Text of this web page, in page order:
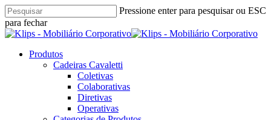
Skip
to
main
content
Pressione enter para pesquisar ou ESC
para fechar
Close
pesquisar
Menu
Produtos
Cadeiras Cavaletti
Coletivas
Colaborativas
Diretivas
Operativas